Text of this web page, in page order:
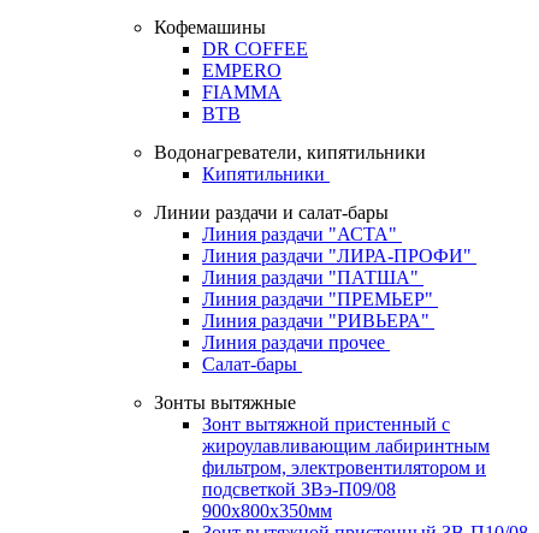
Кофемашины
DR COFFEE
EMPERO
FIAMMA
BTB
Водонагреватели, кипятильники
Кипятильники
Линии раздачи и салат-бары
Линия раздачи "АСТА"
Линия раздачи "ЛИРА-ПРОФИ"
Линия раздачи "ПАТША"
Линия раздачи "ПРЕМЬЕР"
Линия раздачи "РИВЬЕРА"
Линия раздачи прочее
Салат-бары
Зонты вытяжные
Зонт вытяжной пристенный с
жироулавливающим лабиринтным
фильтром, электровентилятором и
подсветкой ЗВэ-П09/08
900х800х350мм